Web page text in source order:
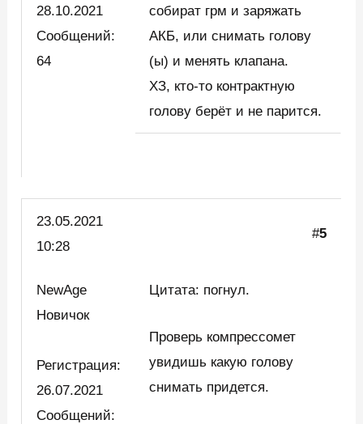
28.10.2021
Сообщений:
64
собират грм и заряжать
АКБ, или снимать голову
(ы) и менять клапана.
ХЗ, кто-то контрактную
голову берёт и не парится.
23.05.2021
10:28
#5
NewAge
Новичок
Регистрация:
26.07.2021
Сообщений:
Цитата: погнул.
Проверь компрессомет
увидишь какую голову
снимать придется.